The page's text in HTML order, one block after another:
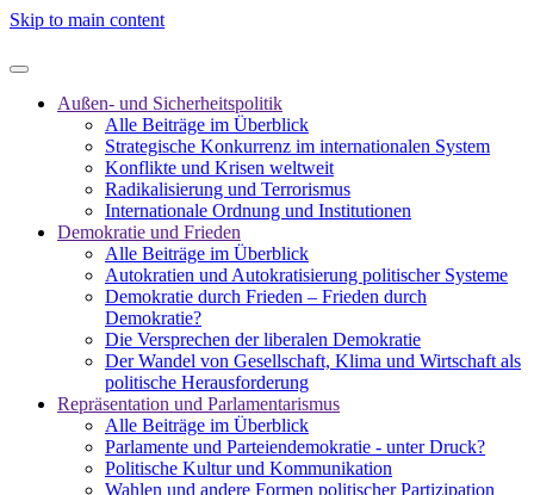
Skip to main content
Außen- und Sicherheitspolitik
Alle Beiträge im Überblick
Strategische Konkurrenz im internationalen System
Konflikte und Krisen weltweit
Radikalisierung und Terrorismus
Internationale Ordnung und Institutionen
Demokratie und Frieden
Alle Beiträge im Überblick
Autokratien und Autokratisierung politischer Systeme
Demokratie durch Frieden – Frieden durch
Demokratie?
Die Versprechen der liberalen Demokratie
Der Wandel von Gesellschaft, Klima und Wirtschaft als
politische Herausforderung
Repräsentation und Parlamentarismus
Alle Beiträge im Überblick
Parlamente und Parteiendemokratie - unter Druck?
Politische Kultur und Kommunikation
Wahlen und andere Formen politischer Partizipation